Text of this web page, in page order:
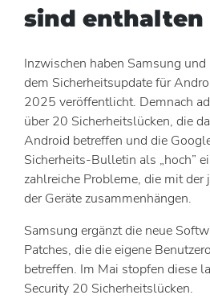
sind enthalten
Inzwischen haben Samsung
dem Sicherheitsupdate für
2025 veröffentlicht. Demnach
über 20 Sicherheitslücken, die
Android betreffen und die
Sicherheits-Bulletin als „hoch”
zahlreiche Probleme, die mit
der Geräte zusammenhängen.
Samsung ergänzt die neue
Patches, die die eigene
betreffen. Im Mai stopfen diese
Security 20 Sicherheitslücken.